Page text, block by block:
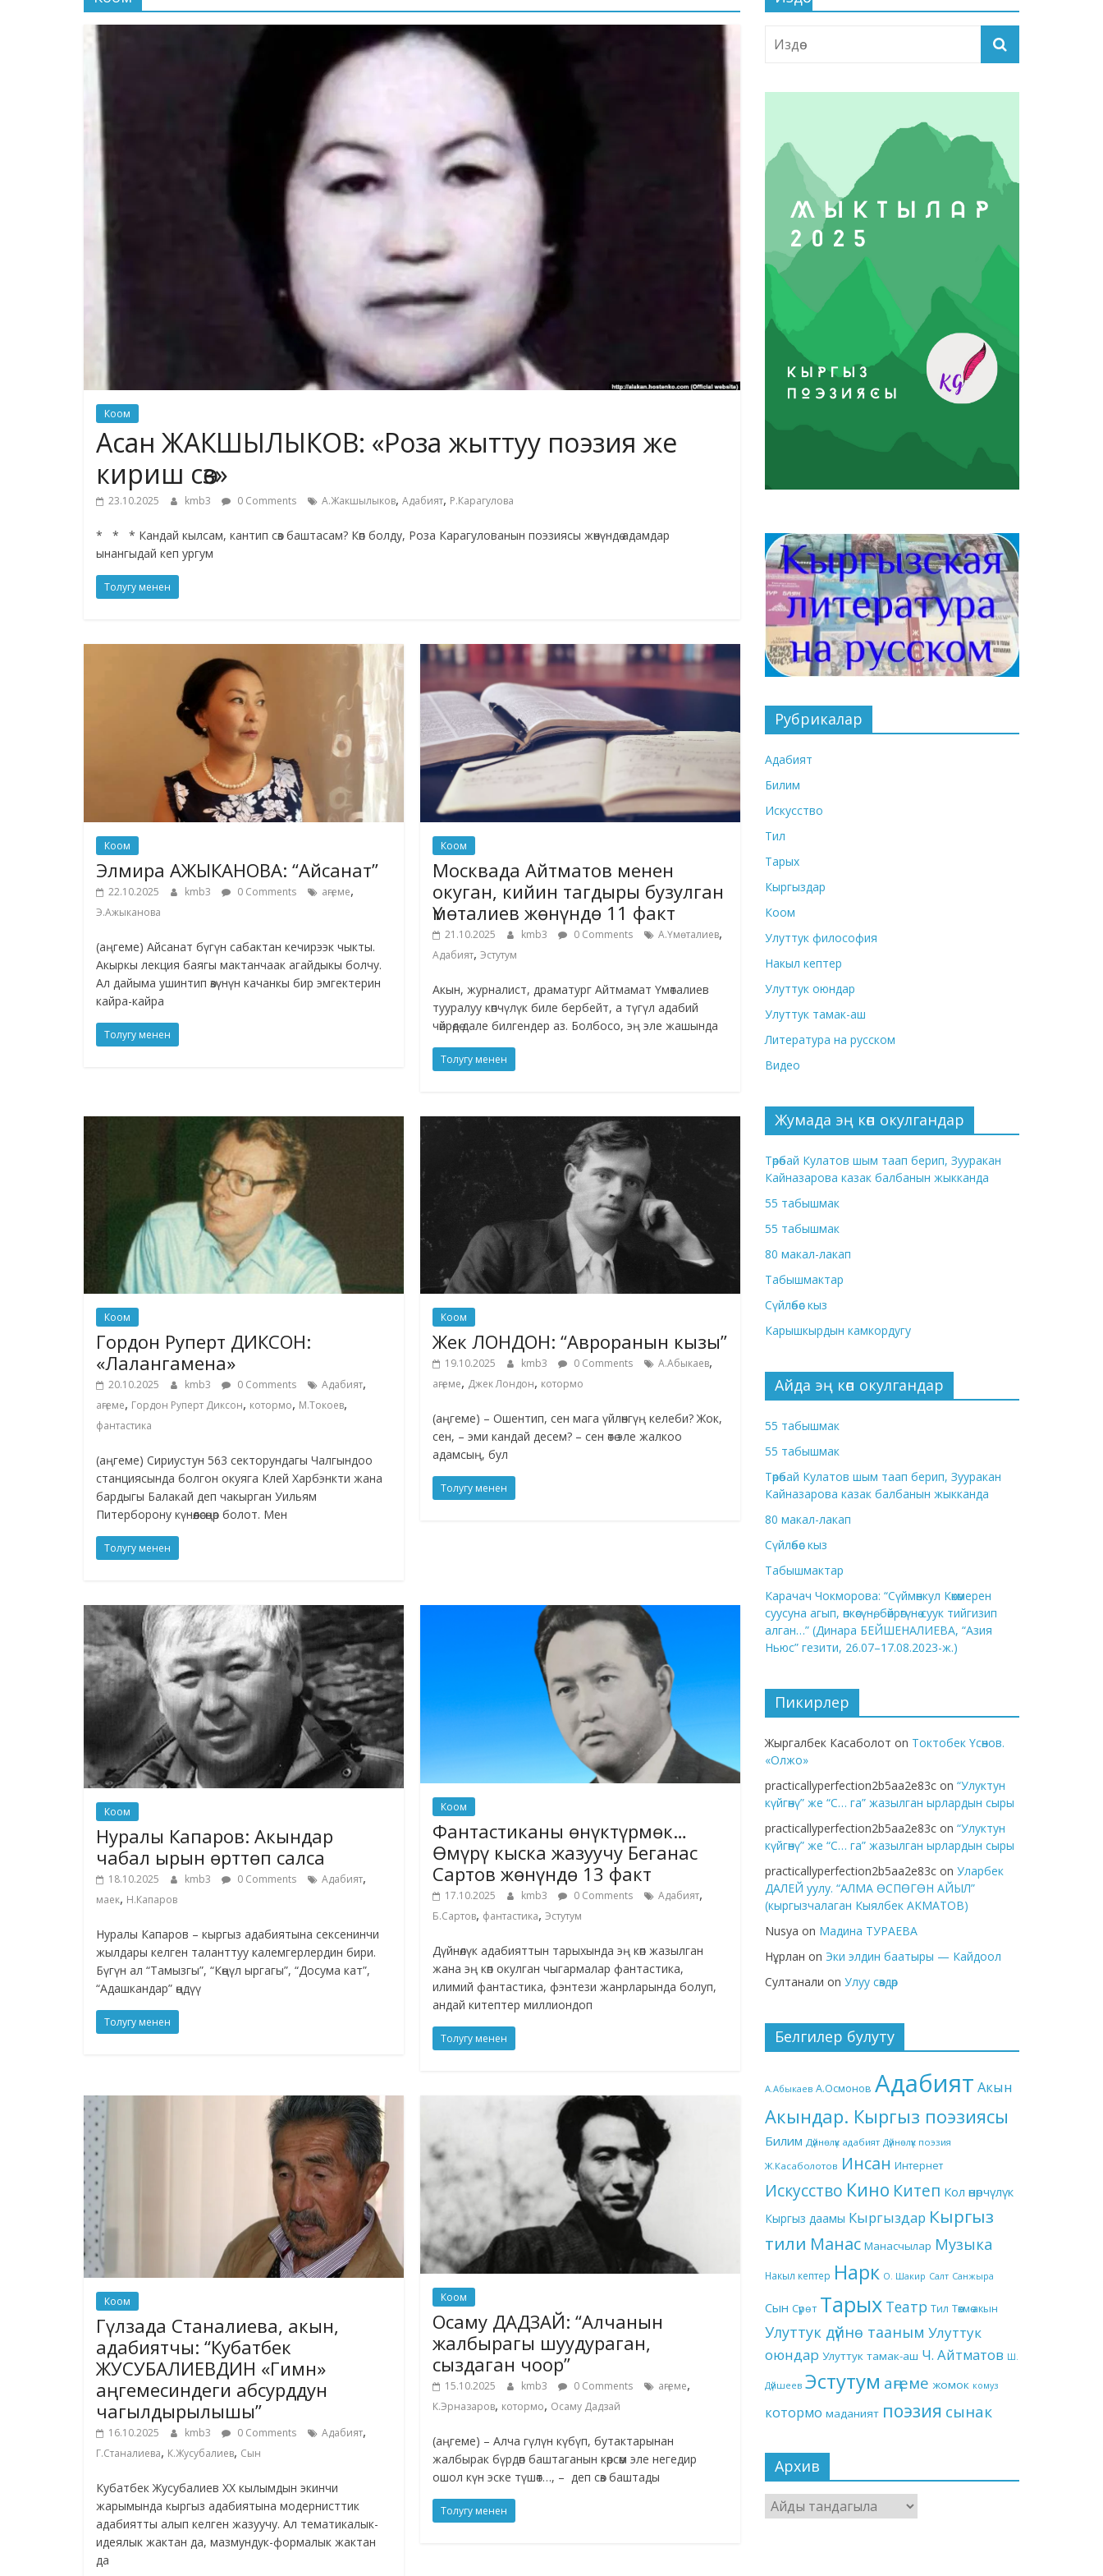
Коом
Асан ЖАКШЫЛЫКОВ: «Роза жыттуу поэзия же
кириш сөз»
23.10.2025 kmb3 0 Comments А.Жакшылыков, Адабият, Р.Карагулова
* * * Кандай кылсам, кантип сөз баштасам? Көп болду, Роза Карагулованын поэзиясы жөнүндө адамдар
ынангыдай кеп ургум
Толугу менен
Коом
Элмира АЖЫКАНОВА: “Айсанат”
22.10.2025 kmb3 0 Comments аңгеме,
Э.Ажыканова
(аңгеме) Айсанат бүгүн сабактан кечирээк чыкты.
Акыркы лекция баягы мактанчаак агайдыкы болчу.
Ал дайыма ушинтип өзүнүн качанкы бир эмгектерин
кайра-кайра
Толугу менен
Коом
Москвада Айтматов менен
окуган, кийин тагдыры бузулган
Үмөталиев жөнүндө 11 факт
21.10.2025 kmb3 0 Comments А.Үмөталиев,
Адабият,Эстутум
Акын, журналист, драматург Айтмамат Үмөталиев
тууралуу көпчүлүк биле бербейт, а түгүл адабий
чөйрөдө дале билгендер аз. Болбосо, эң эле жашында
Толугу менен
Коом
Гордон Руперт ДИКСОН:
«Лалангамена»
20.10.2025 kmb3 0 Comments Адабият,
аңгеме, Гордон Руперт Диксон, котормо, М.Токоев,
фантастика
(аңгеме) Сириустун 563 секторундагы Чалгындоо
станциясында болгон окуяга Клей Харбэнкти жана
бардыгы Балакай деп чакырган Уильям
Питерборону күнөөлөсөңөр болот. Мен
Толугу менен
Коом
Жек ЛОНДОН: “Авроранын кызы”
19.10.2025 kmb3 0 Comments А.Абыкаев,
аңгеме, Джек Лондон, котормо
(аңгеме) – Ошентип, сен мага үйлөнгүң келеби? Жок,
сен, – эми кандай десем? – сен өтө эле жалкоо
адамсың, бул
Толугу менен
Коом
Нуралы Капаров: Акындар
чабал ырын өрттөп салса
18.10.2025 kmb3 0 Comments Адабият,
маек, Н.Капаров
Нуралы Капаров – кыргыз адабиятына сексенинчи
жылдары келген таланттуу калемгерлердин бири.
Бүгүн ал “Тамызгы”, “Көңүл ыргагы”, “Досума кат”,
“Адашкандар” өңдүү
Толугу менен
Коом
Фантастиканы өнүктүрмөк…
Өмүрү кыска жазуучу Беганас
Сартов жөнүндө 13 факт
17.10.2025 kmb3 0 Comments Адабият,
Б.Сартов, фантастика,Эстутум
Дүйнөлүк адабияттын тарыхында эң көп жазылган
жана эң көп окулган чыгармалар фантастика,
илимий фантастика, фэнтези жанрларында болуп,
андай китептер миллиондоп
Толугу менен
Коом
Гүлзада Станалиева, акын,
адабиятчы: “Кубатбек
ЖУСУБАЛИЕВДИН «Гимн»
аңгемесиндеги абсурддун
чагылдырылышы”
16.10.2025 kmb3 0 Comments Адабият,
Г.Станалиева, К.Жусубалиев, Сын
Кубатбек Жусубалиев ХХ кылымдын экинчи
жарымында кыргыз адабиятына модернисттик
адабиятты алып келген жазуучу. Ал тематикалык-
идеялык жактан да, мазмундук-формалык жактан
да
Коом
Осаму ДАДЗАЙ: “Алчанын
жалбырагы шуудураган,
сыздаган чоор”
15.10.2025 kmb3 0 Comments аңгеме,
К.Эрназаров, котормо, Осаму Дадзай
(аңгеме) – Алча гүлүн күбүп, бутактарынан
жалбырак бүрдөп баштаганын көрсөм эле негедир
ошол күн эске түшөт…, – деп сөз баштады
Толугу менен
Рубрикалар
Адабият
Билим
Искусство
Тил
Тарых
Кыргыздар
Коом
Улуттук философия
Накыл кептер
Улуттук оюндар
Улуттук тамак-аш
Литература на русском
Видео
Жумада эң көп окулгандар
Төрөбай Кулатов шым таап берип, Зууракан
Кайназарова казак балбанын жыкканда
55 табышмак
55 табышмак
80 макал-лакап
Табышмактар
Сүйлөбөс кыз
Карышкырдын камкордугу
Айда эң көп окулгандар
55 табышмак
55 табышмак
Төрөбай Кулатов шым таап берип, Зууракан
Кайназарова казак балбанын жыкканда
80 макал-лакап
Сүйлөбөс кыз
Табышмактар
Карачач Чокморова: “Сүймөнкул Көкөмерен
суусуна агып, өпкөсүнө, бөйрөгүнө суук тийгизип
алган…” (Динара БЕЙШЕНАЛИЕВА, “Азия
Ньюс” гезити, 26.07–17.08.2023-ж.)
Пикирлер
Жыргалбек Касаболот on Токтобек Үсөнов.
«Олжо»
practicallyperfection2b5aa2e83c on “Улуктун
күйгөнү” же “С… га” жазылган ырлардын сыры
practicallyperfection2b5aa2e83c on “Улуктун
күйгөнү” же “С… га” жазылган ырлардын сыры
practicallyperfection2b5aa2e83c on Уларбек
ДАЛЕЙ уулу. “АЛМА ӨСПӨГӨН АЙЫЛ”
(кыргызчалаган Кыялбек АКМАТОВ)
Nusya on Мадина ТУРАЕВА
Нұрлан on Эки элдин баатыры — Кайдоол
Султанали on Улуу сөздөр
Белгилер булуту
А.Абыкаев А.Осмонов Адабият Акын
Акындар. Кыргыз поэзиясы
Билим Дүйнөлүк адабият Дүйнөлүк поэзия
Ж.Касаболотов Инсан Интернет
Искусство Кино Китеп Кол өнөрчүлүк
Кыргыз даамы Кыргыздар Кыргыз
тили Манас Манасчылар Музыка
Накыл кептер Нарк О. Шакир Салт Санжыра
Сын Сүрөт Тарых Театр Тил Төкмө акын
Улуттук дүйнө тааным Улуттук
оюндар Улуттук тамак-аш Ч. Айтматов Ш.
Дүйшеев Эстутум аңгеме жомок комуз
котормо маданият поэзия сынак
Архив
Архив